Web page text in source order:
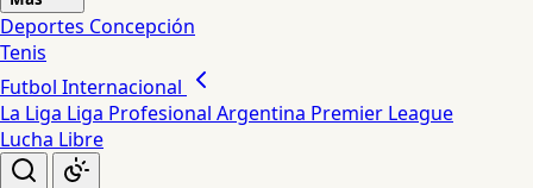
Deportes Concepción
Tenis
Futbol Internacional
La Liga Liga Profesional Argentina Premier League
Lucha Libre